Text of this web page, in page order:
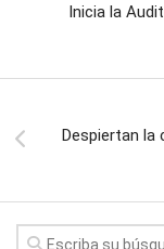
Inicia la
Despiertan la